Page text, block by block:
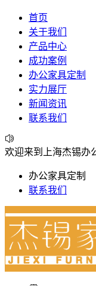
首页
关于我们
产品中心
成功案例
办公家具定制
实力展厅
新闻资讯
联系我们
欢迎来到上海杰锡办
办公家具定制
联系我们